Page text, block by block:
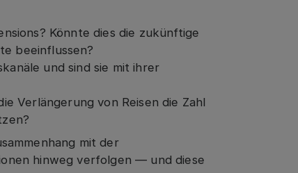
Könnte dies die zukünftige
beeinflussen?
und sind sie mit ihrer
Verlängerung von Reisen die Zahl
mit der
hinweg verfolgen — und diese